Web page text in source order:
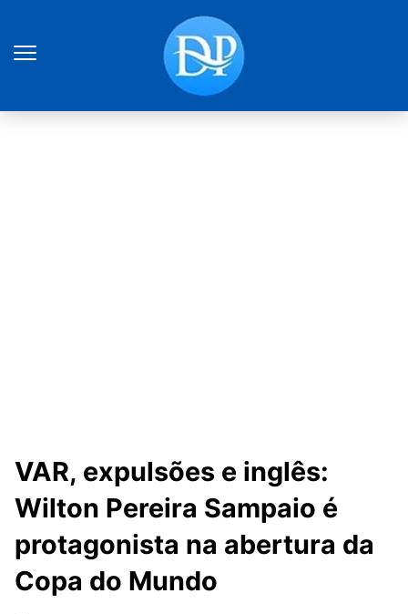
VAR, expulsões e inglês:
Wilton Pereira Sampaio é
protagonista na abertura da
Copa do Mundo